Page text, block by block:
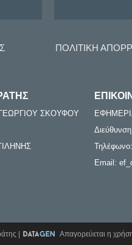
ΠΟΛΙΤΙΚΗ
ΣΚΟΥΦΟΥ
Email:
| Απαγορεύεται η